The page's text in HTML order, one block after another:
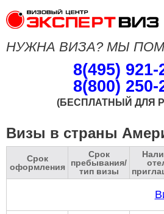
НУЖНА ВИЗА? МЫ
8(495) 921-
8(800) 250-
(БЕСПЛАТНЫЙ ДЛЯ
Визы в страны
Срок
оформления
Срок
пребывания/
тип визы